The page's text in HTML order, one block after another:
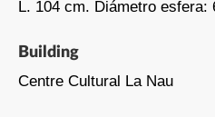
L. 104 cm. Diámetro esfera:
Building
Centre Cultural La Nau